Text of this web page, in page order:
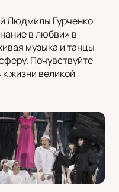
Людмилы Гурченко
в любви» в
музыка и танцы
Почувствуйте
жизни великой